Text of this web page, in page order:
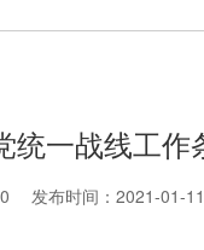
统一战线工作
0 发布时间：2021-01-11